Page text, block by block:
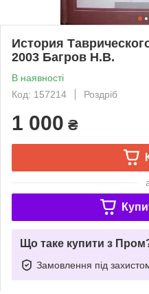
История
2003 Багров Н.В.
В наявності
Код: 157214
Роздріб
1 000 ₴
Що таке купити з
Замовлення під